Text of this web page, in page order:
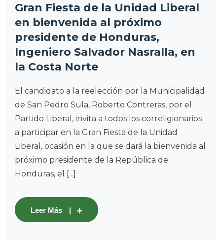
Gran Fiesta de la Unidad Liberal
en bienvenida al próximo
presidente de Honduras,
Ingeniero Salvador Nasralla, en
la Costa Norte
El candidato a la reelección por la Municipalidad
de San Pedro Sula, Roberto Contreras, por el
Partido Liberal, invita a todos los correligionarios
a participar en la Gran Fiesta de la Unidad
Liberal, ocasión en la que se dará la bienvenida al
próximo presidente de la República de
Honduras, el [...]
Leer Más